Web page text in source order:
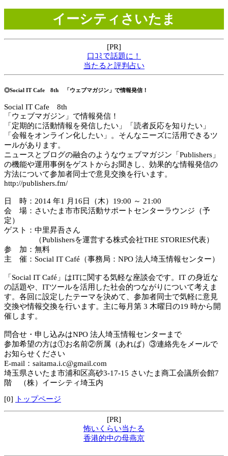
イーシティさいたま
[PR]
口ｺﾐで話題に！
当たると評判占い
◎Social IT Cafe 8th 「ウェブマガジン」で情報発信！
Social IT Cafe 8th
「ウェブマガジン」で情報発信！
「定期的に活動情報を発信したい」「読者反応を知りたい」
「会報をオンライン化したい」。そんなニーズに活用できるツ
ールがあります。
ニュースとブログの融合のようなウェブマガジン「Publishers」
の機能や運用事例をゲストからお聞きし、効果的な情報発信の
方法について参加者同士で意見交換を行います。
http://publishers.fm/
日 時：2014 年1 月16日（木）19:00 ～ 21:00
会 場：さいたま市市民活動サポートセンターラウンジ（予
定）
ゲスト：中里昇吾さん
（Publishersを運営する株式会社THE STORIES代表）
参 加：無料
主 催：Social IT Café（事務局：NPO 法人埼玉情報センター）
「Social IT Café」はITに関する気軽な座談会です。IT の身近な
の話題や、ITツールを活用した社会的つながりについて考えま
す。各回に設定したテーマを決めて、参加者同士で気軽に意見
交換や情報交換を行います。主に毎月第 3 木曜日の19 時から開
催します。
問合せ・申し込みはNPO 法人埼玉情報センターまで
参加希望の方は①お名前②所属（あれば）③連絡先をメールで
お知らせください
E-mail：saitama.i.c@gmail.com
埼玉県さいたま市浦和区高砂3-17-15 さいたま商工会議所会館7
階 （株）イーシティ埼玉内
[0]
トップページ
[PR]
怖いくらい当たる
香港的中の母燕京